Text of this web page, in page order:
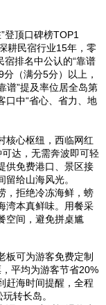
登顶口碑榜TOP1
耕民宿行业15年，零
排名中公认的“靠谱
（满分5分）以上，
谱”提及率位居全岛第
口中“省心、省力、地
核心枢纽，西临网红
达，无需奔波即可轻
供免费港口、景区接
给山海风光。
，拒绝冷冻海鲜，螃
湾本真鲜味。用餐采
空间，避免拼桌尴
板可为游客免费定制
平均为游客节省20%
赶海时间提醒，全程
转长岛。